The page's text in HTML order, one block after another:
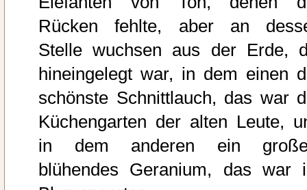
Rücken fehlte, aber an
Stelle wuchsen aus der Erde,
hineingelegt war, in dem einen
schönste Schnittlauch, das war
Küchengarten der alten Leute,
in dem anderen ein
blühendes Geranium, das war